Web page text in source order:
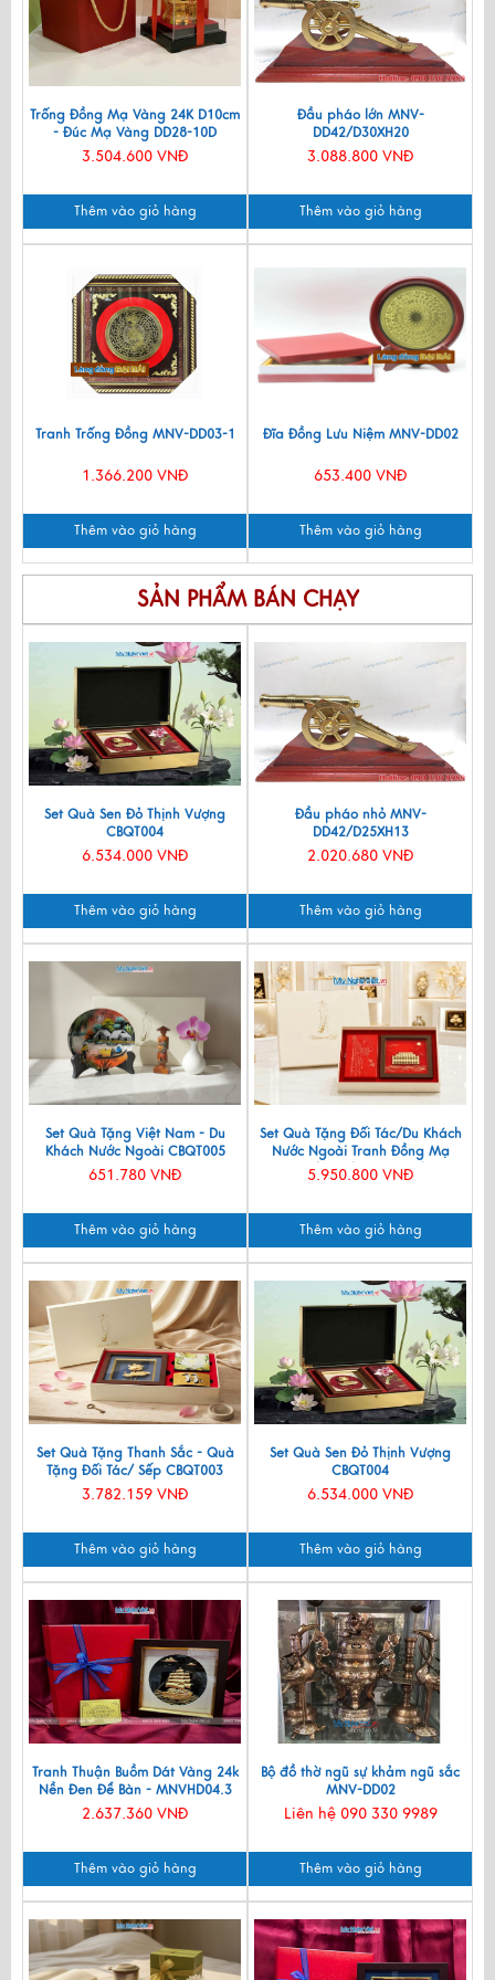
Trống Đồng Mạ Vàng 24K D10cm
- Đúc Mạ Vàng DD28-10D
3.504.600 VNĐ
Thêm vào giỏ hàng
Đầu pháo lớn MNV-
DD42/D30XH20
3.088.800 VNĐ
Thêm vào giỏ hàng
Tranh Trống Đồng MNV-DD03-1
1.366.200 VNĐ
Thêm vào giỏ hàng
Đĩa Đồng Lưu Niệm MNV-DD02
653.400 VNĐ
Thêm vào giỏ hàng
SẢN PHẨM BÁN CHẠY
Set Quà Sen Đỏ Thịnh Vượng
CBQT004
6.534.000 VNĐ
Thêm vào giỏ hàng
Đầu pháo nhỏ MNV-
DD42/D25XH13
2.020.680 VNĐ
Thêm vào giỏ hàng
Set Quà Tặng Việt Nam - Du
Khách Nước Ngoài CBQT005
651.780 VNĐ
Thêm vào giỏ hàng
Set Quà Tặng Đối Tác/Du Khách
Nước Ngoài Tranh Đồng Mạ
Vàng 24k & Hộp Trang Sức Sơn
Mài CBQT006/2
5.950.800 VNĐ
Thêm vào giỏ hàng
Set Quà Tặng Thanh Sắc - Quà
Tặng Đối Tác/ Sếp CBQT003
3.782.159 VNĐ
Thêm vào giỏ hàng
Set Quà Sen Đỏ Thịnh Vượng
CBQT004
6.534.000 VNĐ
Thêm vào giỏ hàng
Tranh Thuận Buồm Dát Vàng 24k
Nền Đen Để Bàn - MNVHD04.3
2.637.360 VNĐ
Thêm vào giỏ hàng
Bộ đồ thờ ngũ sự khảm ngũ sắc
MNV-DD02
Liên hệ 090 330 9989
Thêm vào giỏ hàng